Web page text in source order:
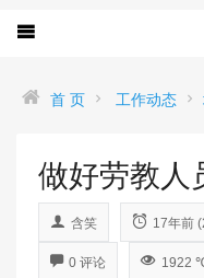
首 页 工作动态
做好劳教人
含笑 17年前
0 评论 1922